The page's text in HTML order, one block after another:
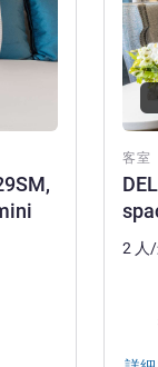
客室
2 人
ビ